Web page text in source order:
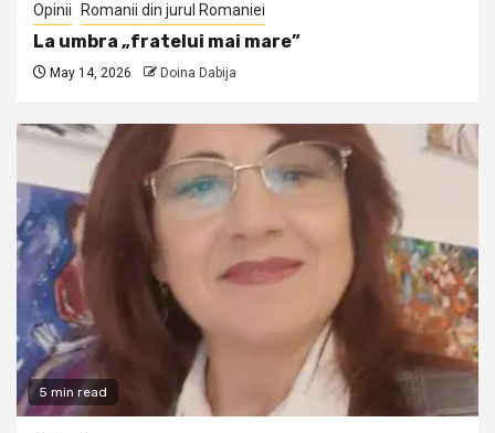
Opinii Romanii din jurul Romaniei
La umbra „fratelui mai mare”
May 14, 2026 Doina Dabija
5 min read